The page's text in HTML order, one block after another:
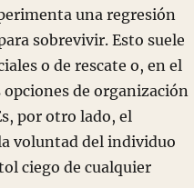
una regresión
sobrevivir. Esto suele
o de rescate o, en el
de organización
por otro lado, el
voluntad del individuo
ciego de cualquier